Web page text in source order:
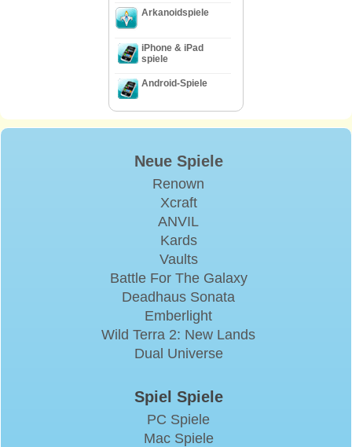
Arkanoidspiele
iPhone & iPad
spiele
Android-Spiele
Neue Spiele
Renown
Xcraft
ANVIL
Kards
Vaults
Battle For The Galaxy
Deadhaus Sonata
Emberlight
Wild Terra 2: New Lands
Dual Universe
Spiel Spiele
PC Spiele
Mac Spiele